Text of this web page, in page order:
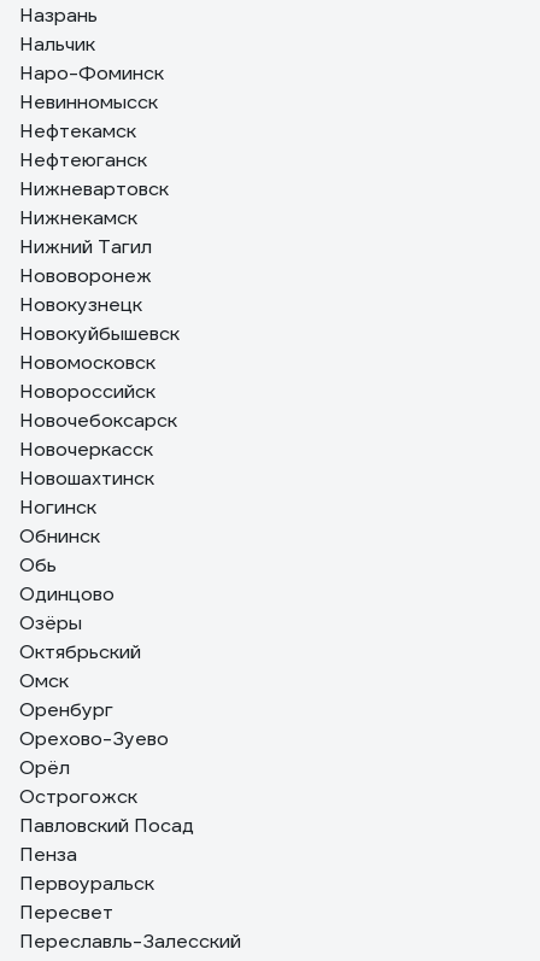
Назрань
Нальчик
Наро-Фоминск
Невинномысск
Нефтекамск
Нефтеюганск
Нижневартовск
Нижнекамск
Нижний Тагил
Нововоронеж
Новокузнецк
Новокуйбышевск
Новомосковск
Новороссийск
Новочебоксарск
Новочеркасск
Новошахтинск
Ногинск
Обнинск
Обь
Одинцово
Озёры
Октябрьский
Омск
Оренбург
Орехово-Зуево
Орёл
Острогожск
Павловский Посад
Пенза
Первоуральск
Пересвет
Переславль-Залесский